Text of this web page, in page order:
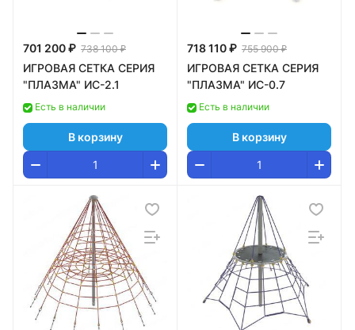
701 200 ₽ 738 100 ₽
ИГРОВАЯ СЕТКА СЕРИЯ
"ПЛАЗМА" ИС-2.1
Есть в наличии
В корзину
718 110 ₽ 755 900 ₽
ИГРОВАЯ СЕТКА СЕРИЯ
"ПЛАЗМА" ИС-0.7
Есть в наличии
В корзину